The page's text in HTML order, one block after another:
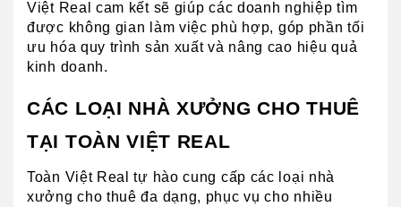
Việt Real cam kết sẽ giúp các doanh nghiệp tìm
được không gian làm việc phù hợp, góp phần tối
ưu hóa quy trình sản xuất và nâng cao hiệu quả
kinh doanh.
CÁC LOẠI NHÀ XƯỞNG CHO THUÊ
TẠI TOÀN VIỆT REAL
Toàn Việt Real tự hào cung cấp các loại nhà
xưởng cho thuê đa dạng, phục vụ cho nhiều